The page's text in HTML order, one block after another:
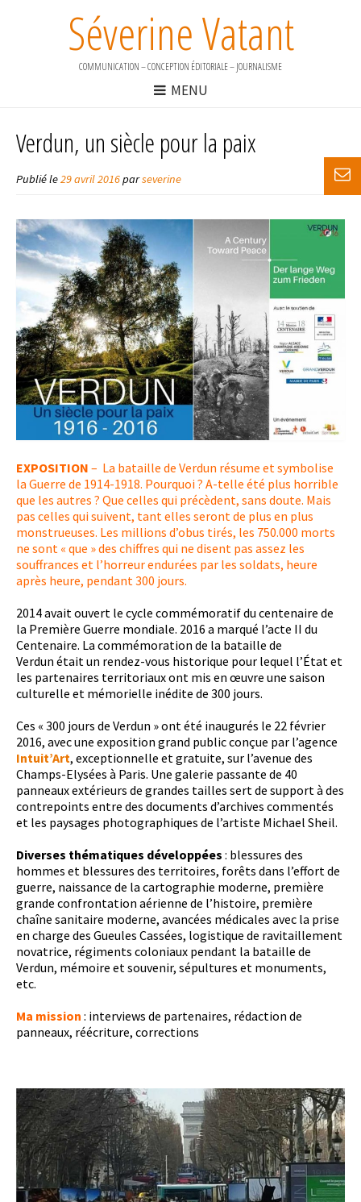
Séverine Vatant
COMMUNICATION – CONCEPTION ÉDITORIALE – JOURNALISME
MENU
Verdun, un siècle pour la paix
Publié le29 avril 2016parseverine
EXPOSITION – La bataille de Verdun résume et symbolise
la Guerre de 1914-1918. Pourquoi ? A-telle été plus horrible
que les autres ? Que celles qui précèdent, sans doute. Mais
pas celles qui suivent, tant elles seront de plus en plus
monstrueuses. Les millions d’obus tirés, les 750.000 morts
ne sont « que » des chiffres qui ne disent pas assez les
souffrances et l’horreur endurées par les soldats, heure
après heure, pendant 300 jours.
2014 avait ouvert le cycle commémoratif du centenaire de
la Première Guerre mondiale. 2016 a marqué l’acte II du
Centenaire. La commémoration de la bataille de
Verdun était un rendez-vous historique pour lequel l’État et
les partenaires territoriaux ont mis en œuvre une saison
culturelle et mémorielle inédite de 300 jours.
Ces « 300 jours de Verdun » ont été inaugurés le 22 février
2016, avec une exposition grand public conçue par l’agence
Intuit’Art, exceptionnelle et gratuite, sur l’avenue des
Champs-Elysées à Paris. Une galerie passante de 40
panneaux extérieurs de grandes tailles sert de support à des
contrepoints entre des documents d’archives commentés
et les paysages photographiques de l’artiste Michael Sheil.
Diverses thématiques développées : blessures des
hommes et blessures des territoires, forêts dans l’effort de
guerre, naissance de la cartographie moderne, première
grande confrontation aérienne de l’histoire, première
chaîne sanitaire moderne, avancées médicales avec la prise
en charge des Gueules Cassées, logistique de ravitaillement
novatrice, régiments coloniaux pendant la bataille de
Verdun, mémoire et souvenir, sépultures et monuments,
etc.
Ma mission : interviews de partenaires, rédaction de
panneaux, réécriture, corrections